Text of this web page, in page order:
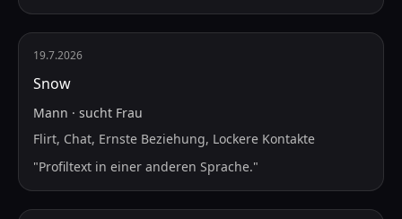
19.7.2026
Snow
Mann · sucht Frau
Flirt, Chat, Ernste Beziehung, Lockere Kontakte
"Profiltext in einer anderen Sprache."